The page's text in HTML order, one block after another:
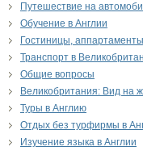
Путешествие на
Обучение в Англии
Гостиницы,
Транспорт в
Общие вопросы
Великобритания: Вид на
Туры в Англию
Отдых без турфирмы в
Изучение языка в Англии